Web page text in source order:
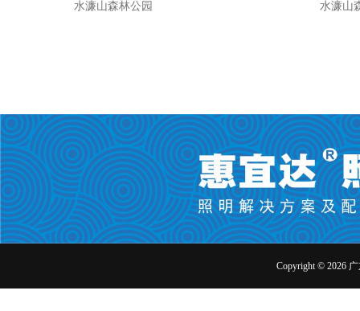
水濂山森林公园 水濂山
Copyright © 2026